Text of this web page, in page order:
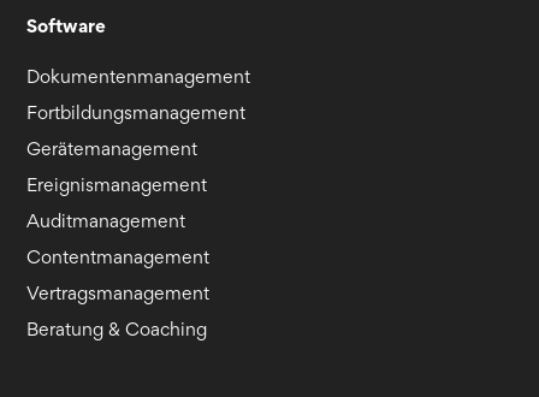
Software
Dokumentenmanagement
Fortbildungsmanagement
Gerätemanagement
Ereignismanagement
Auditmanagement
Contentmanagement
Vertragsmanagement
Beratung & Coaching